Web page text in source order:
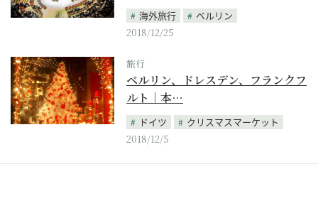
海外旅行
ベルリン
2018/12/25
旅行
ベルリン、ドレスデン、フランクフ
ルト｜本…
ドイツ
クリスマスマーケット
2018/12/5